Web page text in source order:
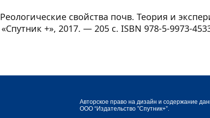
свойства почв. Теория и
+», 2017. — 205 с. ISBN 978-5-9973-
Авторское право на дизайн и содержание
ООО “Издательство ”Спутник+”.